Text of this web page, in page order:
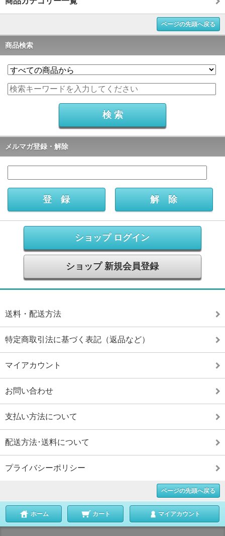
ページの先頭へ戻る
商品検索
メルマガ登録・解除
ショップ ログイン
ショップ 新規会員登録
送料・配送方法
特定商取引法に基づく表記（返品など）
マイアカウント
お問い合わせ
支払い方法について
配送方法･送料について
プライバシーポリシー
ページの先頭へ戻る
ホーム カート マイアカウント